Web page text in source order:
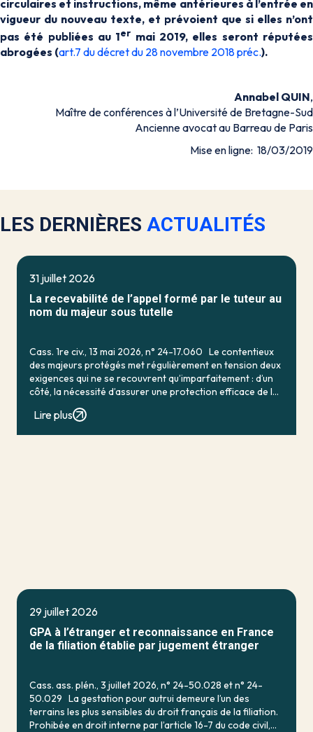
circulaires et instructions, même antérieures à l’entrée en
vigueur du nouveau texte, et prévoient que si elles n’ont
pas été publiées au 1er mai 2019, elles seront réputées
abrogées (art.7 du décret du 28 novembre 2018 préc.).
Annabel QUIN,
Maître de conférences à l’Université de Bretagne-Sud
Ancienne avocat au Barreau de Paris
Mise en ligne: 18/03/2019
LES DERNIÈRES ACTUALITÉS
31 juillet 2026
La recevabilité de l’appel formé par le tuteur au
nom du majeur sous tutelle
Cass. 1re civ., 13 mai 2026, n° 24-17.060 Le contentieux
des majeurs protégés met régulièrement en tension deux
exigences qui ne se recouvrent qu’imparfaitement : d’un
côté, la nécessité d’assurer une protection efficace de la
personne vulnérable ; de […]
Lire plus
29 juillet 2026
GPA à l’étranger et reconnaissance en France
de la filiation établie par jugement étranger
Cass. ass. plén., 3 juillet 2026, n° 24-50.028 et n° 24-
50.029 La gestation pour autrui demeure l’un des
terrains les plus sensibles du droit français de la filiation.
Prohibée en droit interne par l’article 16-7 du code civil,